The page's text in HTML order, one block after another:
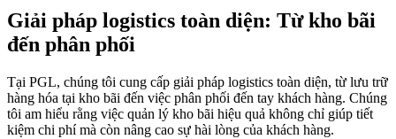
Giải pháp logistics toàn diện: Từ kho bãi
đến phân phối
Tại PGL, chúng tôi cung cấp giải pháp logistics toàn diện, từ lưu trữ
hàng hóa tại kho bãi đến việc phân phối đến tay khách hàng. Chúng
tôi am hiểu rằng việc quản lý kho bãi hiệu quả không chỉ giúp tiết
kiệm chi phí mà còn nâng cao sự hài lòng của khách hàng.